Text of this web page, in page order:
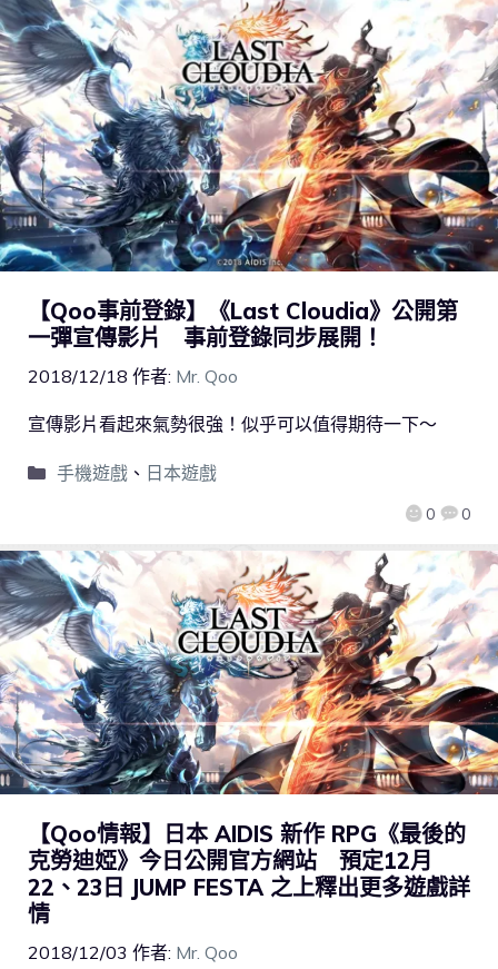
【Qoo事前登錄】《Last Cloudia》公開第
一彈宣傳影片 事前登錄同步展開！
2018/12/18 作者: Mr. Qoo
0 0
宣傳影片看起來氣勢很強！似乎可以值得期待一下～
手機遊戲、 日本遊戲
【Qoo情報】日本 AIDIS 新作 RPG《最後的
克勞迪婭》今日公開官方網站 預定12月
22、23日 JUMP FESTA 之上釋出更多遊戲詳
情
2018/12/03 作者: Mr. Qoo